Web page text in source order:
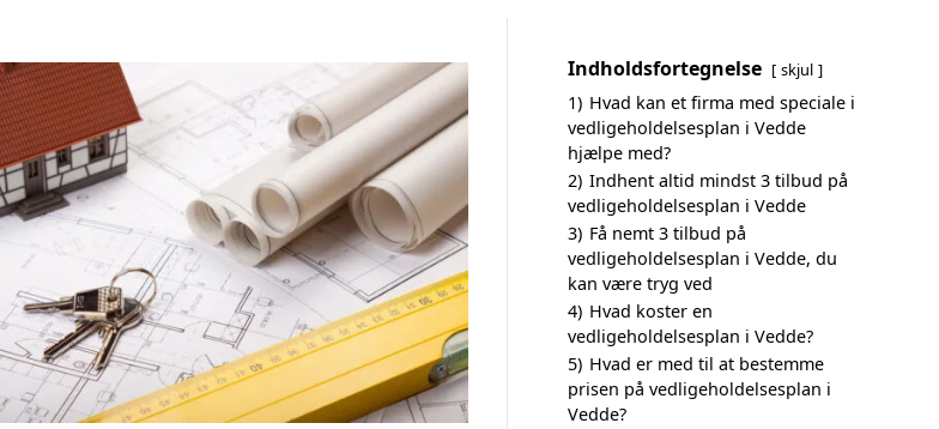
Indholdsfortegnelse skjul
1) Hvad kan et firma med speciale i
vedligeholdelsesplan i Vedde
hjælpe med?
2) Indhent altid mindst 3 tilbud på
vedligeholdelsesplan i Vedde
3) Få nemt 3 tilbud på
vedligeholdelsesplan i Vedde, du
kan være tryg ved
4) Hvad koster en
vedligeholdelsesplan i Vedde?
5) Hvad er med til at bestemme
prisen på vedligeholdelsesplan i
Vedde?